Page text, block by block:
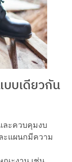
บบเดียวกัน
ละควบคุมงบ
ะแผนกมีความ